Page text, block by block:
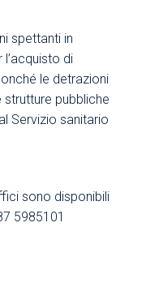
spettanti in
di
le detrazioni
pubbliche
Servizio sanitario
sono disponibili
5985101